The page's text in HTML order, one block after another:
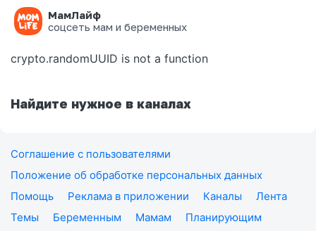
МамЛайф
соцсеть мам и беременных
Ошибка на странице
crypto.randomUUID is not a function
Найдите нужное в каналах
Соглашение с пользователями
Положение об обработке персональных данных
Помощь
Реклама в приложении Каналы
Лента
Темы
Беременным Мамам
Планирующим